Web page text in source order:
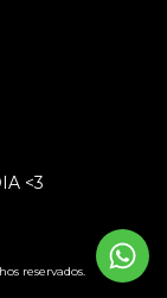
<3
reservados.